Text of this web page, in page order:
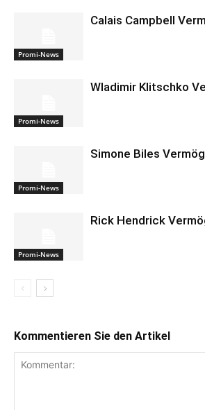
Promi-News
Calais Campbell
Promi-News
Wladimir Klitschko
Promi-News
Simone Biles
Promi-News
Rick Hendrick
Kommentieren Sie den Artikel